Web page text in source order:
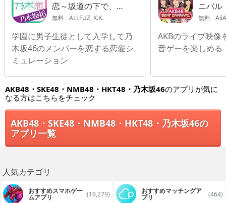
恋～坂道の下で、あ
の日僕は恋をした～
無料 ALLFUZ, K.K.
学園に男子生徒として入学して乃
木坂46のメンバーを恋する恋愛シ
ミュレーション
ニバル
無料
AKBのライブ映像
音ゲーを楽しめる
AKB48・SKE48・NMB48・HKT48・乃木坂46のアプリが気に
なる方はこちらをチェック
AKB48・SKE48・NMB48・HKT48・乃木坂46の
アプリ一覧
人気カテゴリ
おすすめスマホゲー
ムアプリ (19,279) おすすめマッチングア
プリ (464)